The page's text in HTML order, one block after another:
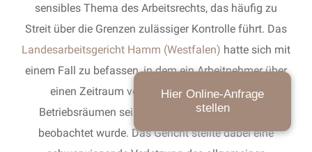
sensibles Thema des Arbeitsrechts, das häufig zu
Streit über die Grenzen zulässiger Kontrolle führt. Das
Landesarbeitsgericht Hamm (Westfalen) hatte sich mit
einem Fall zu befassen, in dem ein Arbeitnehmer über
einen Zeitraum von fast zwei Jahren in den
Betriebsräumen seines Arbeitgebers per Kamera
beobachtet wurde. Das Gericht stellte dabei eine
Hier Online-Anfrage
stellen